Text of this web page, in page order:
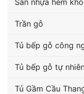
Trần gỗ
Tủ bếp gỗ công
Tủ bếp gỗ tự
Tủ Gầm Cầu